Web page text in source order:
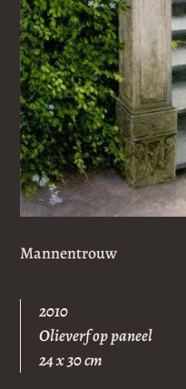
Mannentrouw
2010
Olieverf op paneel
24 x 30 cm